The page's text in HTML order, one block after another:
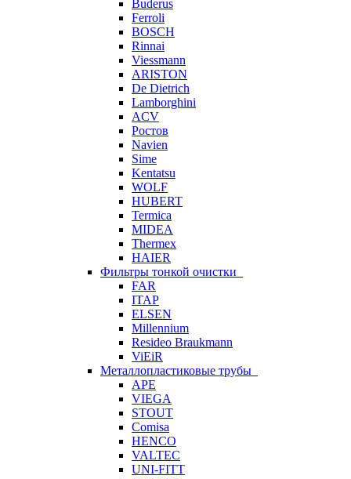
Buderus
Ferroli
BOSCH
Rinnai
Viessmann
ARISTON
De Dietrich
Lamborghini
ACV
Ростов
Navien
Sime
Kentatsu
WOLF
HUBERT
Termica
MIDEA
Thermex
HAIER
Фильтры тонкой очистки
FAR
ITAP
ELSEN
Millennium
Resideo Braukmann
ViEiR
Металлопластиковые трубы
APE
VIEGA
STOUT
Comisa
HENCO
VALTEC
UNI-FITT